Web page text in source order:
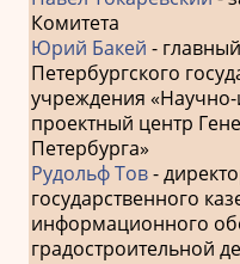
Комитета
Юрий Бакей -
Петербургского
учреждения «Научно-
проектный центр
Петербурга»
Рудольф Тов-
государственного
информационного
градостроительной